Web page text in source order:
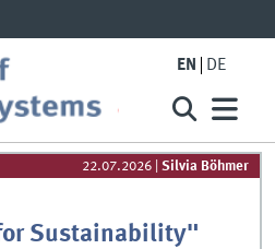
EN DE
22.07.2026 |Silvia Böhmer
Sustainability"